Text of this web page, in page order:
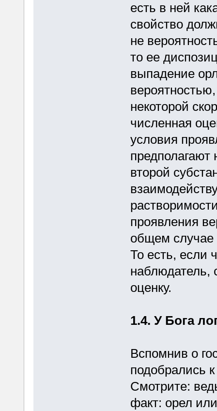
есть в ней
свойство
не
то ее
выпадение
некоторой
численная
условия
предполагают
второй
проявления
общем случае
То есть, если
наблюдатель,
оценку.
1.4. У Бога
Вспомнив о
подобрались
Смотрите:
факт: орел